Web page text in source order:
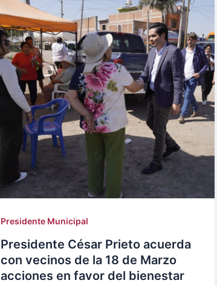
Presidente Municipal
Presidente César Prieto acuerda
con vecinos de la 18 de Marzo
acciones en favor del bienestar